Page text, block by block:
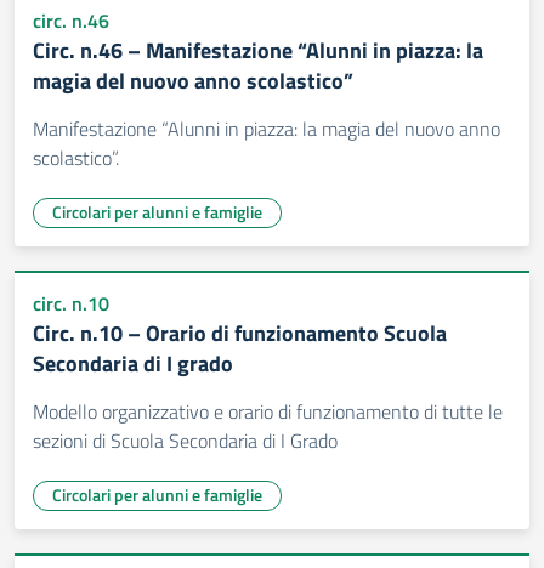
circ. n.46
Circ. n.46 – Manifestazione “Alunni in piazza: la
magia del nuovo anno scolastico”
Manifestazione “Alunni in piazza: la magia del nuovo anno
scolastico”.
Circolari per alunni e famiglie
circ. n.10
Circ. n.10 – Orario di funzionamento Scuola
Secondaria di I grado
Modello organizzativo e orario di funzionamento di tutte le
sezioni di Scuola Secondaria di I Grado
Circolari per alunni e famiglie